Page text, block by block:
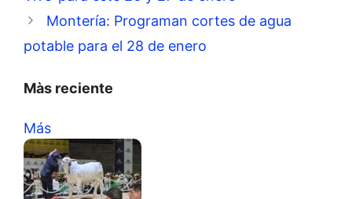
Montería: Programan cortes de agua
potable para el 28 de enero
Màs reciente
Más